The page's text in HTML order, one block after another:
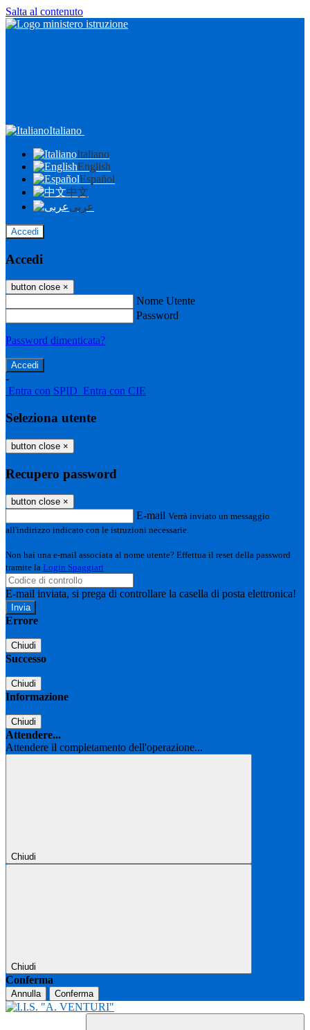
Salta al contenuto
Italiano
Italiano
English
Español
中文
عربى
Accedi
Accedi
button close ×
Nome Utente
Password
Password dimenticata?
-
Entra con SPID Entra con CIE
Seleziona utente
button close ×
Recupero password
button close ×
E-mail Verrà inviato un messaggio
all'indirizzo indicato con le istruzioni necessarie.
Non hai una e-mail associata al nome utente? Effettua il reset della password
tramite la Login Spaggiari
E-mail inviata, si prega di controllare la casella di posta elettronica!
Errore
Chiudi
Successo
Chiudi
Informazione
Chiudi
Attendere...
Attendere il completamento dell'operazione...
Chiudi
Chiudi
Conferma
Annulla Conferma